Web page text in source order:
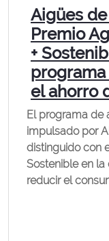
Aigües
Premio
+
programa
el ahorro
El programa de
impulsado por
distinguido con
Sostenible en la
reducir el